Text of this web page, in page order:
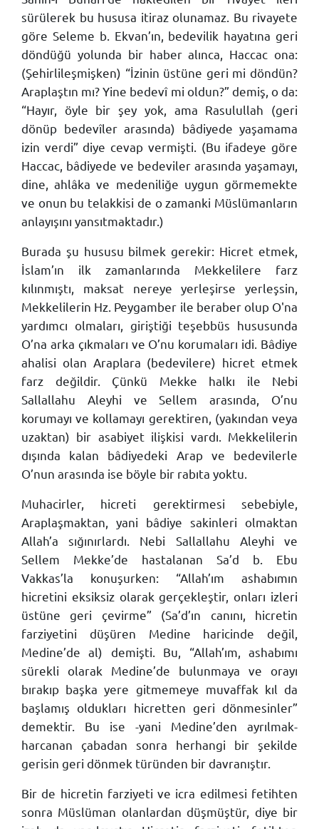
sürülerek bu hususa itiraz olunamaz. Bu rivayete
göre Seleme b. Ekvan’ın, bedevilik hayatına geri
döndüğü yolunda bir haber alınca, Haccac ona:
(Şehirlileşmişken) “İzinin üstüne geri mi döndün?
Araplaştın mı? Yine bedevî mi oldun?” demiş, o da:
“Hayır, öyle bir şey yok, ama Rasulullah (geri
dönüp bedevîler arasında) bâdiyede yaşamama
izin verdi” diye cevap vermişti. (Bu ifadeye göre
Haccac, bâdiyede ve bedeviler arasında yaşamayı,
dine, ahlâka ve medeniliğe uygun görmemekte
ve onun bu telakkisi de o zamanki Müslümanların
anlayışını yansıtmaktadır.)
Burada şu hususu bilmek gerekir: Hicret etmek,
İslam’ın ilk zamanlarında Mekkelilere farz
kılınmıştı, maksat nereye yerleşirse yerleşsin,
Mekkelilerin Hz. Peygamber ile beraber olup O'na
yardımcı olmaları, giriştiği teşebbüs hususunda
O’na arka çıkmaları ve O’nu korumaları idi. Bâdiye
ahalisi olan Araplara (bedevilere) hicret etmek
farz değildir. Çünkü Mekke halkı ile Nebi
Sallallahu Aleyhi ve Sellem arasında, O’nu
korumayı ve kollamayı gerektiren, (yakından veya
uzaktan) bir asabiyet ilişkisi vardı. Mekkelilerin
dışında kalan bâdiyedeki Arap ve bedevilerle
O’nun arasında ise böyle bir rabıta yoktu.
Muhacirler, hicreti gerektirmesi sebebiyle,
Araplaşmaktan, yani bâdiye sakinleri olmaktan
Allah’a sığınırlardı. Nebi Sallallahu Aleyhi ve
Sellem Mekke’de hastalanan Sa’d b. Ebu
Vakkas’la konuşurken: “Allah’ım ashabımın
hicretini eksiksiz olarak gerçekleştir, onları izleri
üstüne geri çevirme” (Sa’d’ın canını, hicretin
farziyetini düşüren Medine haricinde değil,
Medine’de al) demişti. Bu, “Allah’ım, ashabımı
sürekli olarak Medine’de bulunmaya ve orayı
bırakıp başka yere gitmemeye muvaffak kıl da
başlamış oldukları hicretten geri dönmesinler”
demektir. Bu ise -yani Medine’den ayrılmak-
harcanan çabadan sonra herhangi bir şekilde
gerisin geri dönmek türünden bir davranıştır.
Bir de hicretin farziyeti ve icra edilmesi fetihten
sonra Müslüman olanlardan düşmüştür, diye bir